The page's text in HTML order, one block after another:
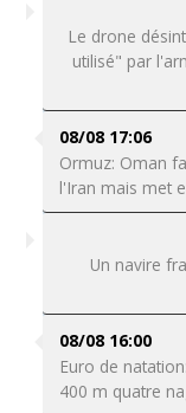
Le drone
utilisé" par
08/08 17:06
Ormuz: Oman
l'Iran mais met
Un navire
08/08 16:00
Euro de
400 m quatre